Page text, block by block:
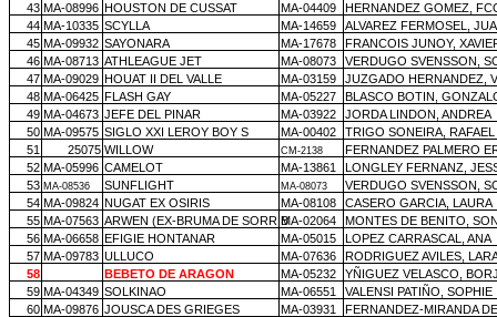
43 MA-08996 HOUSTON DE CUSSAT MA-04409
HERNANDEZ GOMEZ,
44 MA-10335 SCYLLA MA-14659
ALVAREZ FERMOSEL,
45 MA-09932 SAYONARA MA-17678
FRANCOIS JUNOY,
46 MA-08713 ATHLEAGUE JET MA-08073
VERDUGO SVENSSON,
47 MA-09029 HOUAT II DEL VALLE MA-03159
JUZGADO HERNANDEZ,
48 MA-06425 FLASH GAY MA-05227
BLASCO BOTIN,
49 MA-04673 JEFE DEL PINAR MA-03922
JORDA LINDON, ANDREA
50 MA-09575 SIGLO XXI LEROY BOY S MA-00402
TRIGO SONEIRA, RAFAEL
51
25075 WILLOW CM-2138
FERNANDEZ PALMERO
52 MA-05996 CAMELOT MA-13861
LONGLEY FERNANZ,
53 MA-08536 SUNFLIGHT MA-08073
VERDUGO SVENSSON,
54 MA-09824 NUGAT EX OSIRIS MA-08108
CASERO GARCIA, LAURA
55 MA-07563 ARWEN (EX-BRUMA DE SORRIBMA-02064
MONTES DE BENITO,
56 MA-06658 EFIGIE HONTANAR MA-05015
LOPEZ CARRASCAL, ANA
57 MA-09783 ULLUCO MA-07636
RODRIGUEZ AVILES,
58
BEBETO DE ARAGON MA-05232
YÑIGUEZ VELASCO,
59 MA-04349 SOLKINAO MA-06551
VALENSI PATIÑO, SOPHIE
60 MA-09876 JOUSCA DES GRIEGES MA-03931
FERNANDEZ-MIRANDA